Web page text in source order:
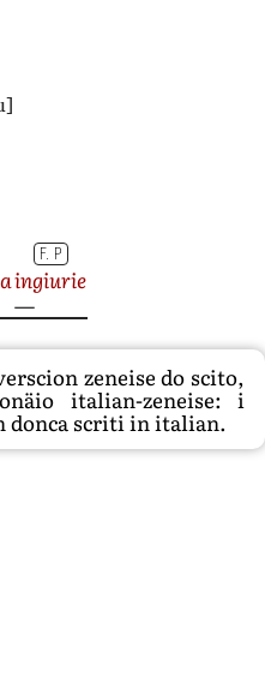
F. P
ingiurie
—
zeneise do scito,
italian-zeneise: i
donca scriti in italian.